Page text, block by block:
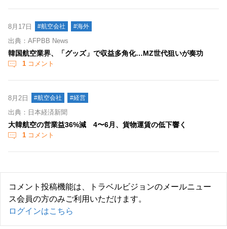
8月17日 #航空会社 #海外
出典：AFPBB News
韓国航空業界、「グッズ」で収益多角化…MZ世代狙いが奏功
1 コメント
8月2日 #航空会社 #経営
出典：日本経済新聞
大韓航空の営業益36%減 4〜6月、貨物運賃の低下響く
1 コメント
コメント投稿機能は、トラベルビジョンのメールニュー
ス会員の方のみご利用いただけます。
ログインはこちら